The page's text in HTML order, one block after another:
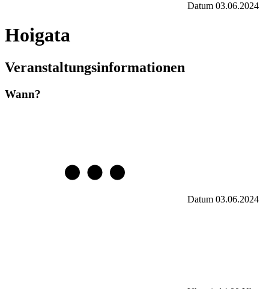
Datum 03.06.2024
Hoigata
Veranstaltungsinformationen
Wann?
Datum 03.06.2024